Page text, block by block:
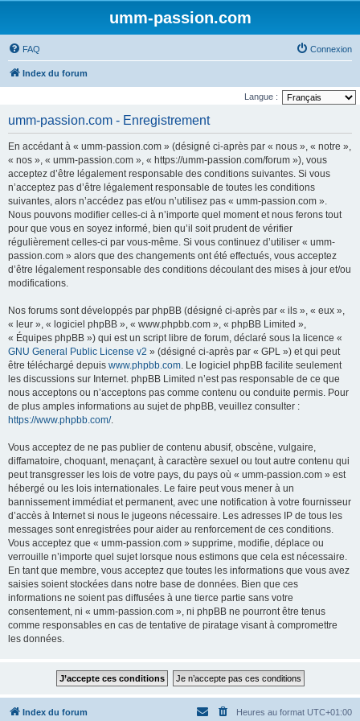
umm-passion.com
FAQ Connexion
Index du forum
Langue :
umm-passion.com - Enregistrement
En accédant à « umm-passion.com » (désigné ci-après par « nous », « notre »,
« nos », « umm-passion.com », « https://umm-passion.com/forum »), vous
acceptez d’être légalement responsable des conditions suivantes. Si vous
n’acceptez pas d’être légalement responsable de toutes les conditions
suivantes, alors n’accédez pas et/ou n’utilisez pas « umm-passion.com ».
Nous pouvons modifier celles-ci à n’importe quel moment et nous ferons tout
pour que vous en soyez informé, bien qu’il soit prudent de vérifier
régulièrement celles-ci par vous-même. Si vous continuez d’utiliser « umm-
passion.com » alors que des changements ont été effectués, vous acceptez
d’être légalement responsable des conditions découlant des mises à jour et/ou
modifications.
Nos forums sont développés par phpBB (désigné ci-après par « ils », « eux »,
« leur », « logiciel phpBB », « www.phpbb.com », « phpBB Limited »,
« Équipes phpBB ») qui est un script libre de forum, déclaré sous la licence «
GNU General Public License v2 » (désigné ci-après par « GPL ») et qui peut
être téléchargé depuis www.phpbb.com. Le logiciel phpBB facilite seulement
les discussions sur Internet. phpBB Limited n’est pas responsable de ce que
nous acceptons ou n’acceptons pas comme contenu ou conduite permis. Pour
de plus amples informations au sujet de phpBB, veuillez consulter :
https://www.phpbb.com/.
Vous acceptez de ne pas publier de contenu abusif, obscène, vulgaire,
diffamatoire, choquant, menaçant, à caractère sexuel ou tout autre contenu qui
peut transgresser les lois de votre pays, du pays où « umm-passion.com » est
hébergé ou les lois internationales. Le faire peut vous mener à un
bannissement immédiat et permanent, avec une notification à votre fournisseur
d’accès à Internet si nous le jugeons nécessaire. Les adresses IP de tous les
messages sont enregistrées pour aider au renforcement de ces conditions.
Vous acceptez que « umm-passion.com » supprime, modifie, déplace ou
verrouille n’importe quel sujet lorsque nous estimons que cela est nécessaire.
En tant que membre, vous acceptez que toutes les informations que vous avez
saisies soient stockées dans notre base de données. Bien que ces
informations ne soient pas diffusées à une tierce partie sans votre
consentement, ni « umm-passion.com », ni phpBB ne pourront être tenus
comme responsables en cas de tentative de piratage visant à compromettre
les données.
Index du forum Heures au format UTC+01:00